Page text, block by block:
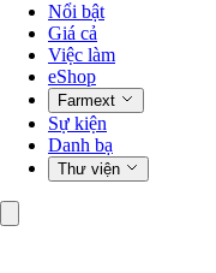
Nổi bật
Giá cả
Việc làm
eShop
Farmext
Sự kiện
Danh bạ
Thư viện